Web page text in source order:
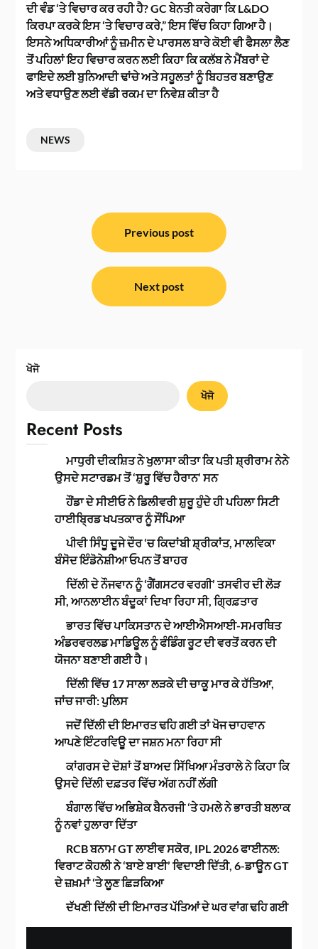
ਦੀ ਵੰਡ ‘ਤੇ ਵਿਚਾਰ ਕਰ ਰਹੀ ਹੈ? GC ਬੇਨਤੀ ਕਰੇਗਾ ਕਿ L&DO
ਕਿਰਪਾ ਕਰਕੇ ਇਸ ‘ਤੇ ਵਿਚਾਰ ਕਰੇ,” ਇਸ ਵਿੱਚ ਕਿਹਾ ਗਿਆ ਹੈ।
ਇਸਨੇ ਅਧਿਕਾਰੀਆਂ ਨੂੰ ਜ਼ਮੀਨ ਦੇ ਪਾਰਸਲ ਬਾਰੇ ਕੋਈ ਵੀ ਫੈਸਲਾ ਲੈਣ
ਤੋਂ ਪਹਿਲਾਂ ਇਹ ਵਿਚਾਰ ਕਰਨ ਲਈ ਕਿਹਾ ਕਿ ਕਲੱਬ ਨੇ ਮੈਂਬਰਾਂ ਦੇ
ਫਾਇਦੇ ਲਈ ਬੁਨਿਆਦੀ ਢਾਂਚੇ ਅਤੇ ਸਹੂਲਤਾਂ ਨੂੰ ਬਿਹਤਰ ਬਣਾਉਣ
ਅਤੇ ਵਧਾਉਣ ਲਈ ਵੱਡੀ ਰਕਮ ਦਾ ਨਿਵੇਸ਼ ਕੀਤਾ ਹੈ
NEWS
Previous post
Next post
ਖੋਜੋ
ਖੋਜੋ
Recent Posts
ਮਾਧੁਰੀ ਦੀਕਸ਼ਿਤ ਨੇ ਖੁਲਾਸਾ ਕੀਤਾ ਕਿ ਪਤੀ ਸ਼੍ਰੀਰਾਮ ਨੇਨੇ
ਉਸਦੇ ਸਟਾਰਡਮ ਤੋਂ ‘ਸ਼ੁਰੂ ਵਿੱਚ ਹੈਰਾਨ’ ਸਨ
ਹੌਂਡਾ ਦੇ ਸੀਈਓ ਨੇ ਡਿਲੀਵਰੀ ਸ਼ੁਰੂ ਹੁੰਦੇ ਹੀ ਪਹਿਲਾ ਸਿਟੀ
ਹਾਈਬ੍ਰਿਡ ਖਪਤਕਾਰ ਨੂੰ ਸੌਂਪਿਆ
ਪੀਵੀ ਸਿੰਧੂ ਦੂਜੇ ਦੌਰ ‘ਚ ਕਿਦਾਂਬੀ ਸ਼੍ਰੀਕਾਂਤ, ਮਾਲਵਿਕਾ
ਬੰਸੋਦ ਇੰਡੋਨੇਸ਼ੀਆ ਓਪਨ ਤੋਂ ਬਾਹਰ
ਦਿੱਲੀ ਦੇ ਨੌਜਵਾਨ ਨੂੰ ‘ਗੈਂਗਸਟਰ ਵਰਗੀ’ ਤਸਵੀਰ ਦੀ ਲੋੜ
ਸੀ, ਆਨਲਾਈਨ ਬੰਦੂਕਾਂ ਦਿਖਾ ਰਿਹਾ ਸੀ, ਗ੍ਰਿਫ਼ਤਾਰ
ਭਾਰਤ ਵਿੱਚ ਪਾਕਿਸਤਾਨ ਦੇ ਆਈਐਸਆਈ-ਸਮਰਥਿਤ
ਅੰਡਰਵਰਲਡ ਮਾਡਿਊਲ ਨੂੰ ਫੰਡਿੰਗ ਰੂਟ ਦੀ ਵਰਤੋਂ ਕਰਨ ਦੀ
ਯੋਜਨਾ ਬਣਾਈ ਗਈ ਹੈ।
ਦਿੱਲੀ ਵਿੱਚ 17 ਸਾਲਾ ਲੜਕੇ ਦੀ ਚਾਕੂ ਮਾਰ ਕੇ ਹੱਤਿਆ,
ਜਾਂਚ ਜਾਰੀ: ਪੁਲਿਸ
ਜਦੋਂ ਦਿੱਲੀ ਦੀ ਇਮਾਰਤ ਢਹਿ ਗਈ ਤਾਂ ਖੋਜ ਚਾਹਵਾਨ
ਆਪਣੇ ਇੰਟਰਵਿਊ ਦਾ ਜਸ਼ਨ ਮਨਾ ਰਿਹਾ ਸੀ
ਕਾਂਗਰਸ ਦੇ ਦੋਸ਼ਾਂ ਤੋਂ ਬਾਅਦ ਸਿੱਖਿਆ ਮੰਤਰਾਲੇ ਨੇ ਕਿਹਾ ਕਿ
ਉਸਦੇ ਦਿੱਲੀ ਦਫ਼ਤਰ ਵਿੱਚ ਅੱਗ ਨਹੀਂ ਲੱਗੀ
ਬੰਗਾਲ ਵਿੱਚ ਅਭਿਸ਼ੇਕ ਬੈਨਰਜੀ ‘ਤੇ ਹਮਲੇ ਨੇ ਭਾਰਤੀ ਬਲਾਕ
ਨੂੰ ਨਵਾਂ ਹੁਲਾਰਾ ਦਿੱਤਾ
RCB ਬਨਾਮ GT ਲਾਈਵ ਸਕੋਰ, IPL 2026 ਫਾਈਨਲ:
ਵਿਰਾਟ ਕੋਹਲੀ ਨੇ ‘ਬਾਏ ਬਾਈ’ ਵਿਦਾਈ ਦਿੱਤੀ, 6-ਡਾਊਨ GT
ਦੇ ਜ਼ਖ਼ਮਾਂ ‘ਤੇ ਲੂਣ ਛਿੜਕਿਆ
ਦੱਖਣੀ ਦਿੱਲੀ ਦੀ ਇਮਾਰਤ ਪੱਤਿਆਂ ਦੇ ਘਰ ਵਾਂਗ ਢਹਿ ਗਈ